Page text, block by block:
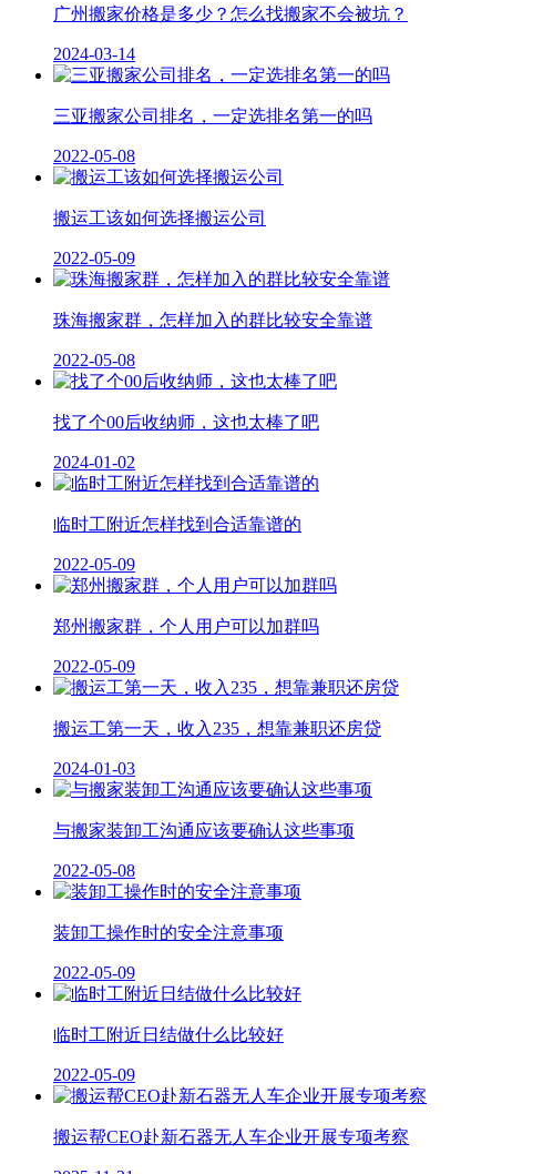
广州搬家价格是多少？怎么找搬家不会被坑？
2024-03-14
三亚搬家公司排名，一定选排名第一的吗
2022-05-08
搬运工该如何选择搬运公司
2022-05-09
珠海搬家群，怎样加入的群比较安全靠谱
2022-05-08
找了个00后收纳师，这也太棒了吧
2024-01-02
临时工附近怎样找到合适靠谱的
2022-05-09
郑州搬家群，个人用户可以加群吗
2022-05-09
搬运工第一天，收入235，想靠兼职还房贷
2024-01-03
与搬家装卸工沟通应该要确认这些事项
2022-05-08
装卸工操作时的安全注意事项
2022-05-09
临时工附近日结做什么比较好
2022-05-09
搬运帮CEO赴新石器无人车企业开展专项考察